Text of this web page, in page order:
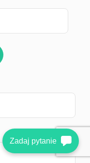
Zadaj pytanie